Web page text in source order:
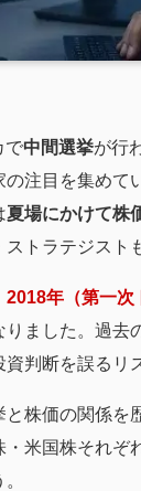
で中間選挙が行
注目を集めて
夏場にかけて株
トラテジスト
2018年（第一次
りました。過
判断を誤るリ
株価の関係を
米国株それ